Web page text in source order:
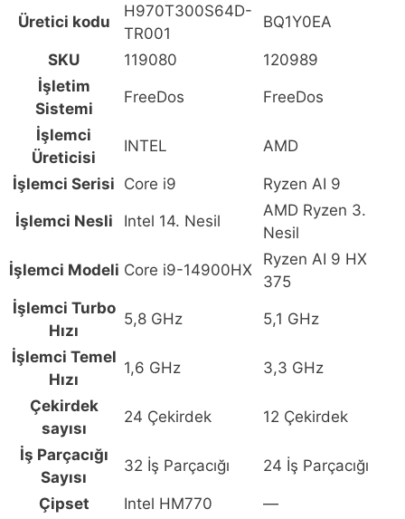
Hediyeli,
OMEN
MAX
ak0005nt
AMD
Ryzen
AI
HX
GeForce
5070
12GB
32GB
DDR5
1TB
Üretici kodu
H970T300S64D-
TR001
BQ1Y0EA
SKU 119080
120989
İşletim
Sistemi
FreeDos FreeDos
İşlemci
Üreticisi
INTEL AMD
İşlemci Serisi Core i9 Ryzen AI 9
İşlemci Nesli Intel 14. Nesil
AMD Ryzen 3.
Nesil
İşlemci Modeli Core i9-14900HX
Ryzen AI 9 HX
375
İşlemci Turbo
Hızı
5,8 GHz 5,1 GHz
İşlemci Temel
Hızı
1,6 GHz 3,3 GHz
Çekirdek
sayısı
24 Çekirdek 12 Çekirdek
İş Parçacığı
Sayısı
32 İş Parçacığı 24 İş Parçacığı
Çipset Intel HM770
—